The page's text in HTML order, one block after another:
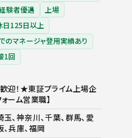
験者優遇
上場
日125日以上
のマネージャ登用実績あり
1回
迎！★東証プライム上場企
ォーム営業職】
玉、神奈川、千葉、群馬、愛
、兵庫、福岡